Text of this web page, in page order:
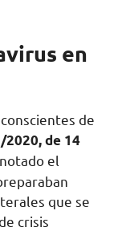
en
de
2020, de 14
el
que se
crisis